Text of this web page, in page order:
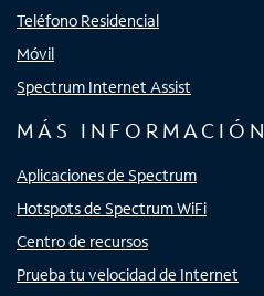
Teléfono Residencial
Móvil
Spectrum Internet Assist
MÁS INFORMACIÓN
Aplicaciones de Spectrum
Hotspots de Spectrum WiFi
Centro de recursos
Prueba tu velocidad de Internet